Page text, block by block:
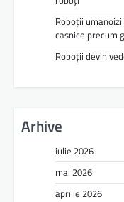
Roboții
casnice precum
Roboții devin
Arhive
iulie 2026
mai 2026
aprilie 2026